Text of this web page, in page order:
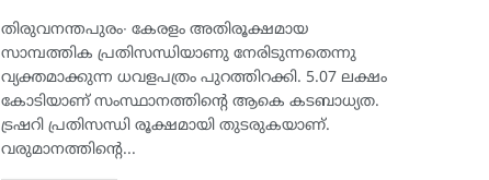
തിരുവനന്തപുരം∙ കേരളം അതിരൂക്ഷമായ
സാമ്പത്തിക പ്രതിസന്ധിയാണു നേരിടുന്നതെന്നു
വ്യക്തമാക്കുന്ന ധവളപത്രം പുറത്തിറക്കി. 5.07 ലക്ഷം
കോടിയാണ് സംസ്ഥാനത്തിന്റെ ആകെ കടബാധ്യത.
ട്രഷറി പ്രതിസന്ധി രൂക്ഷമായി തുടരുകയാണ്.
വരുമാനത്തിന്റെ...